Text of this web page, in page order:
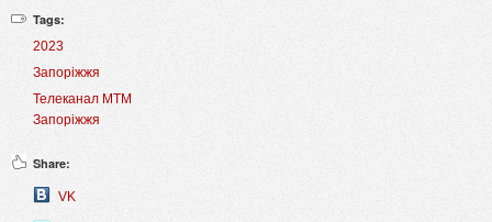
Tags:
2023
Запоріжжя
Телеканал МТМ
Запоріжжя
Share:
VK